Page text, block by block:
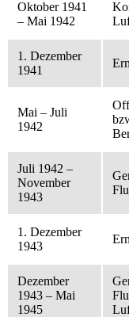
Oktober 1941
– Mai 1942
1. Dezember
1941
Mai – Juli
1942
Juli 1942 –
November
1943
1. Dezember
1943
Dezember
1943 – Mai
1945